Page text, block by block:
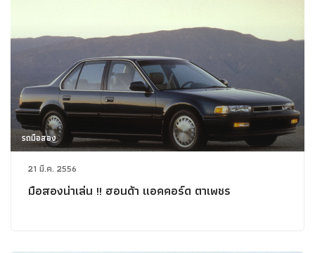
รถมือสอง
21 มี.ค. 2556
มือสองน่าเล่น !! ฮอนด้า แอคคอร์ด ตาเพชร